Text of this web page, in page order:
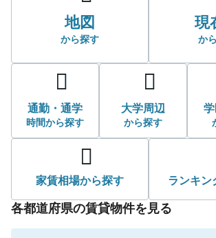
地図
から探す
現
か
通勤・通学
時間から探す
大学周辺
から探す
家賃相場から探す ランキン
各都道府県の賃貸物件を見る